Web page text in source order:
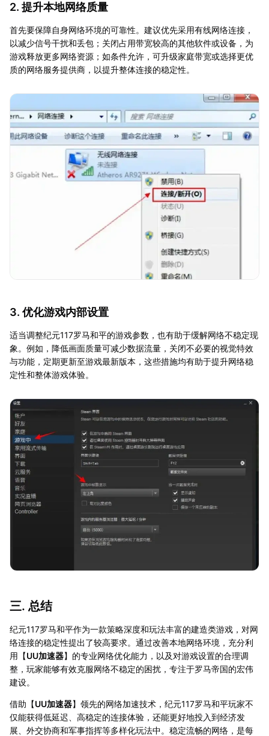
2. 提升本地网络质量
首先要保障自身网络环境的可靠性。建议优先采用有线网络连接，
以减少信号干扰和丢包；关闭占用带宽较高的其他软件或设备，为
游戏释放更多网络资源；如条件允许，可升级家庭带宽或选择更优
质的网络服务提供商，以提升整体连接的稳定性。
3. 优化游戏内部设置
适当调整纪元117罗马和平的游戏参数，也有助于缓解网络不稳定现
象。例如，降低画面质量可减少数据流量，关闭不必要的视觉特效
与功能，定期更新至游戏最新版本，这些措施均有助于提升网络稳
定性和整体游戏体验。
三. 总结
纪元117罗马和平作为一款策略深度和玩法丰富的建造类游戏，对网
络连接的稳定性提出了较高要求。通过改善本地网络环境，充分利
用【UU加速器】的专业网络优化能力，以及对游戏设置的合理调
整，玩家能够有效克服网络不稳定的困扰，专注于罗马帝国的宏伟
建设。
借助【UU加速器】领先的网络加速技术，纪元117罗马和平玩家不
仅能获得低延迟、高稳定的连接体验，还能更好地投入到经济发
展、外交协商和军事指挥等多样化玩法中。稳定流畅的网络，是每